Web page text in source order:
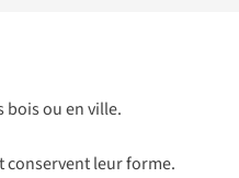
bois ou en ville.
conservent leur forme.